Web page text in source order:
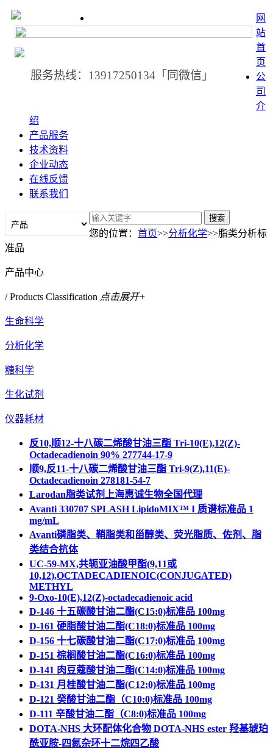
服务热线：13917250134「同微信」
网
站
首
页
公
司
介
绍
产品服务
技术资料
企业动态
在线反馈
联系我们
您的位置：首页>>分析化学>>脂类分析标
准品
产品中心
/ Products Classification 点击展开+
生命科学
分析化学
糖科学
生化试剂
仪器耗材
反10,顺12-十八碳二烯酸甘油三酯 Tri-10(E),12(Z)-
Octadecadienoin 90% 277744-17-9
顺9,反11-十八碳二烯酸甘油三酯 Tri-9(Z),11(E)-
Octadecadienoin 278181-54-7
Larodan脂类试剂上海惠诚生物全国代理
Avanti 330707 SPLASH LipidoMIX™ I 质谱标准品 1
mg/mL
Avanti磷脂类、鞘脂类和甾醇类、荧光脂质、佐剂、脂
类结合抗体
UC-59-MX,共轭亚油酸甲酯(9,11或
10,12),OCTADECADIENOIC(CONJUGATED)
METHYL
9-Oxo-10(E),12(Z)-octadecadienoic acid
D-146 十五碳酸甘油二酯(C15:0)标准品 100mg
D-161 硬脂酸甘油二酯(C18:0)标准品 100mg
D-156 十七碳酸甘油二酯(C17:0)标准品 100mg
D-151 棕榈酸甘油二酯(C16:0)标准品 100mg
D-141 肉豆蔻酸甘油二酯(C14:0)标准品 100mg
D-131 月桂酸甘油二酯(C12:0)标准品 100mg
D-121 癸酸甘油二酯（C10:0)标准品 100mg
D-111 辛酸甘油二酯（C8:0)标准品 100mg
DOTA-NHS 大环配体化合物 DOTA-NHS ester 羟基琥珀
酰亚胺-四氮杂环十二烷四乙酸